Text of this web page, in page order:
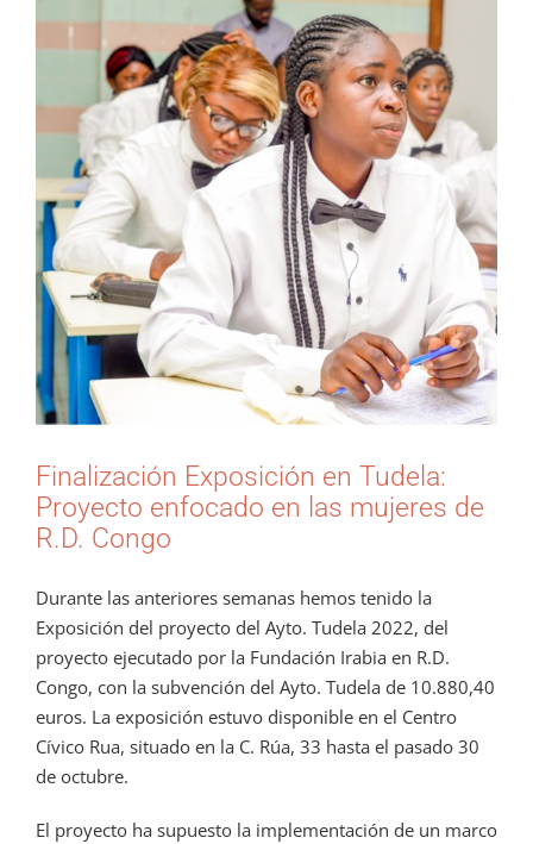
grande
Finalización Exposición en Tudela:
Proyecto enfocado en las mujeres de
R.D. Congo
Durante las anteriores semanas hemos tenido la
Exposición del proyecto del Ayto. Tudela 2022, del
proyecto ejecutado por la Fundación Irabia en R.D.
Congo, con la subvención del Ayto. Tudela de 10.880,40
euros. La exposición estuvo disponible en el Centro
Cívico Rua, situado en la C. Rúa, 33 hasta el pasado 30
de octubre.
El proyecto ha supuesto la implementación de un marco